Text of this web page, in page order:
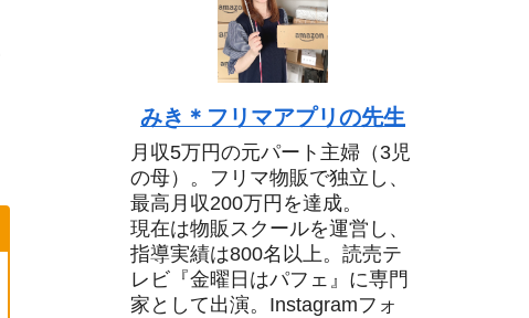
みき＊フリマアプリの先生
月収5万円の元パート主婦（3児
の母）。フリマ物販で独立し、
最高月収200万円を達成。
現在は物販スクールを運営し、
指導実績は800名以上。読売テ
レビ『金曜日はパフェ』に専門
家として出演。Instagramフォ